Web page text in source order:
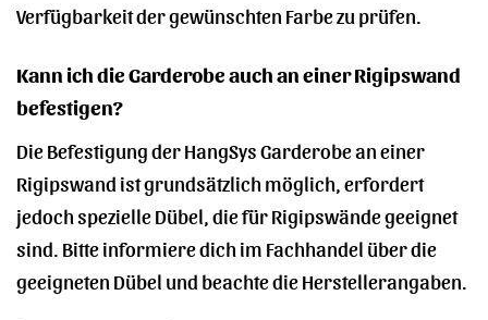
Verfügbarkeit der gewünschten Farbe zu prüfen.
Kann ich die Garderobe auch an einer Rigipswand
befestigen?
Die Befestigung der HangSys Garderobe an einer
Rigipswand ist grundsätzlich möglich, erfordert
jedoch spezielle Dübel, die für Rigipswände geeignet
sind. Bitte informiere dich im Fachhandel über die
geeigneten Dübel und beachte die Herstellerangaben.